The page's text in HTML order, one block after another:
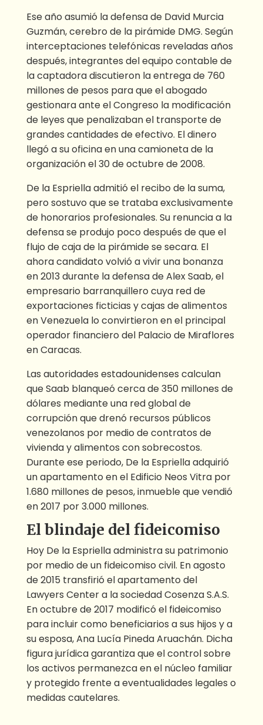
Ese año asumió la defensa de David Murcia
Guzmán, cerebro de la pirámide DMG. Según
interceptaciones telefónicas reveladas años
después, integrantes del equipo contable de
la captadora discutieron la entrega de 760
millones de pesos para que el abogado
gestionara ante el Congreso la modificación
de leyes que penalizaban el transporte de
grandes cantidades de efectivo. El dinero
llegó a su oficina en una camioneta de la
organización el 30 de octubre de 2008.
De la Espriella admitió el recibo de la suma,
pero sostuvo que se trataba exclusivamente
de honorarios profesionales. Su renuncia a la
defensa se produjo poco después de que el
flujo de caja de la pirámide se secara. El
ahora candidato volvió a vivir una bonanza
en 2013 durante la defensa de Alex Saab, el
empresario barranquillero cuya red de
exportaciones ficticias y cajas de alimentos
en Venezuela lo convirtieron en el principal
operador financiero del Palacio de Miraflores
en Caracas.
Las autoridades estadounidenses calculan
que Saab blanqueó cerca de 350 millones de
dólares mediante una red global de
corrupción que drenó recursos públicos
venezolanos por medio de contratos de
vivienda y alimentos con sobrecostos.
Durante ese periodo, De la Espriella adquirió
un apartamento en el Edificio Neos Vitra por
1.680 millones de pesos, inmueble que vendió
en 2017 por 3.000 millones.
El blindaje del fideicomiso
Hoy De la Espriella administra su patrimonio
por medio de un fideicomiso civil. En agosto
de 2015 transfirió el apartamento del
Lawyers Center a la sociedad Cosenza S.A.S.
En octubre de 2017 modificó el fideicomiso
para incluir como beneficiarios a sus hijos y a
su esposa, Ana Lucía Pineda Aruachán. Dicha
figura jurídica garantiza que el control sobre
los activos permanezca en el núcleo familiar
y protegido frente a eventualidades legales o
medidas cautelares.